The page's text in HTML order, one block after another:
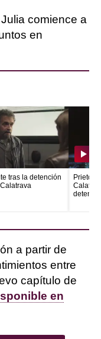
comience a
en
tras la detención
Prieto
a partir de
entre
capítulo de
en